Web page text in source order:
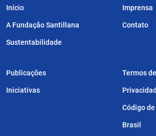
Início
A Fundação Santillana
Sustentabilidade
Publicações
Iniciativas
Imprensa
Contato
Termos
Código
Brasil